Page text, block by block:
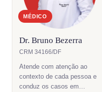
MÉDICO
Dr. Bruno Bezerra
CRM 34166/DF
Atende com atenção ao
contexto de cada pessoa e
conduz os casos em